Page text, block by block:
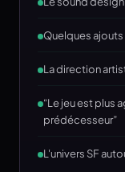
Quelques
La direction
“Le jeu est plus
prédécesseur”
L'univers SF